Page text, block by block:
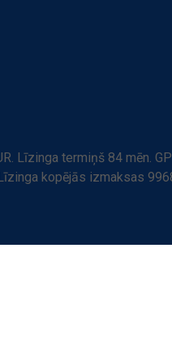
Līzinga termiņš 84 mēn.
kopējās izmaksas